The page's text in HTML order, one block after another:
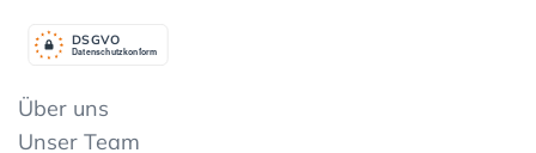
Datenschutzkonform
DSGVO
Über uns
Unser Team